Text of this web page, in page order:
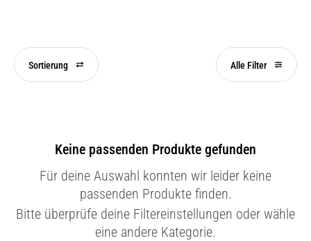
Sortierung Alle Filter
Keine passenden Produkte gefunden
Für deine Auswahl konnten wir leider keine
passenden Produkte finden.
Bitte überprüfe deine Filtereinstellungen oder wähle
eine andere Kategorie.